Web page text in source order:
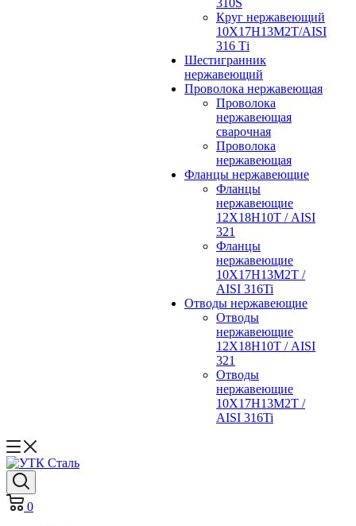
310S
Круг нержавеющий
10Х17Н13М2Т/AISI
316 Тi
Шестигранник
нержавеющий
Проволока нержавеющая
Проволока
нержавеющая
сварочная
Проволока
нержавеющая
Фланцы нержавеющие
Фланцы
нержавеющие
12Х18Н10Т / AISI
321
Фланцы
нержавеющие
10Х17Н13М2Т /
AISI 316Ti
Отводы нержавеющие
Отводы
нержавеющие
12Х18Н10Т / AISI
321
Отводы
нержавеющие
10Х17Н13М2Т /
AISI 316Ti
0